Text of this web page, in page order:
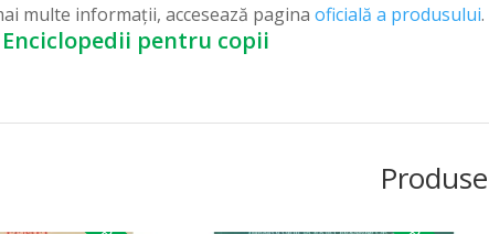
multe informații, accesează paginaoficială a produsului.
pentru copii